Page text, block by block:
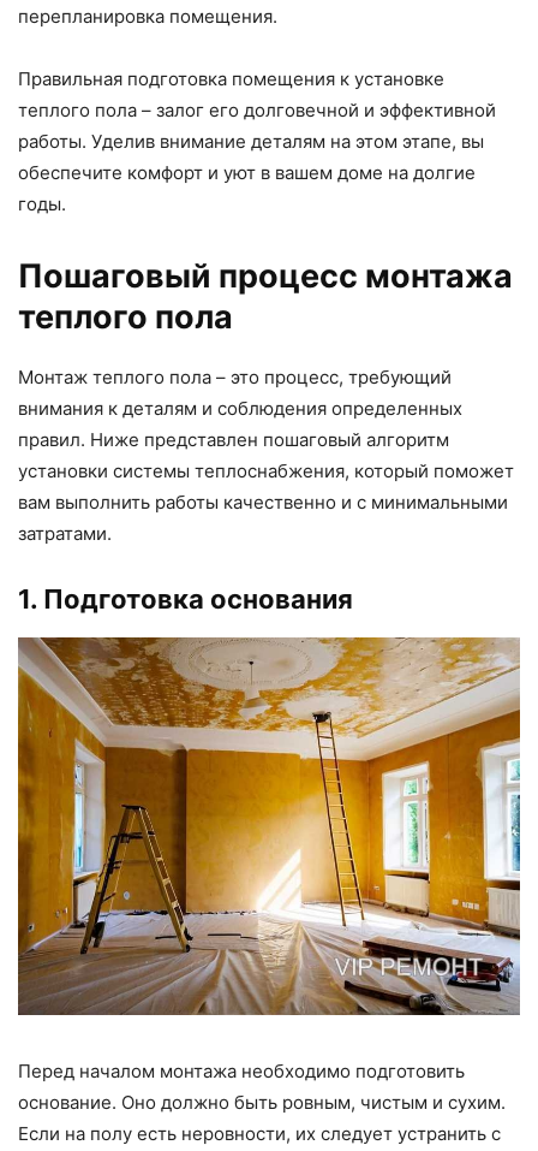
перепланировка помещения.
Правильная подготовка помещения к установке
теплого пола – залог его долговечной и эффективной
работы. Уделив внимание деталям на этом этапе, вы
обеспечите комфорт и уют в вашем доме на долгие
годы.
Пошаговый процесс монтажа
теплого пола
Монтаж теплого пола – это процесс, требующий
внимания к деталям и соблюдения определенных
правил. Ниже представлен пошаговый алгоритм
установки системы теплоснабжения, который поможет
вам выполнить работы качественно и с минимальными
затратами.
1. Подготовка основания
Перед началом монтажа необходимо подготовить
основание. Оно должно быть ровным, чистым и сухим.
Если на полу есть неровности, их следует устранить с